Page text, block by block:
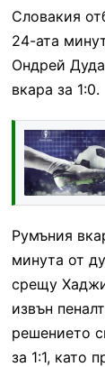
Словакия
24-ата
Ондрей
вкара за 1:0.
Румъния
минута от
срещу
извън
решението
за 1:1, като